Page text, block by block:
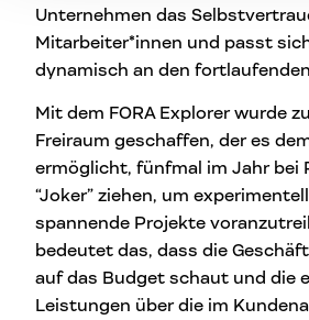
Unternehmen das
Mitarbeiter*innen und passt
dynamisch an den
Mit dem FORA Explorer wurde
Freiraum geschaffen, der es
ermöglicht, fünfmal im Jahr bei
“Joker” ziehen, um
spannende Projekte
bedeutet das, dass die
auf das Budget schaut und die
Leistungen über die im